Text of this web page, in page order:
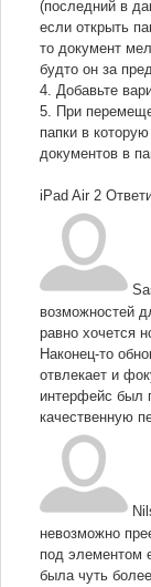
(последний в
если открыть
то документ
будто он за
4. Добавьте
5. При
папки в
документов в
iPad Air 2
возможностей
равно хочется
Наконец-то
отвлекает и
интерфейс был
качественную
невозможно
под элементом
была чуть